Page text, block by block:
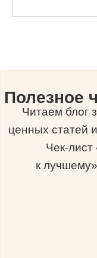
Полезное
Читаем блог
ценных статей
Чек-
к